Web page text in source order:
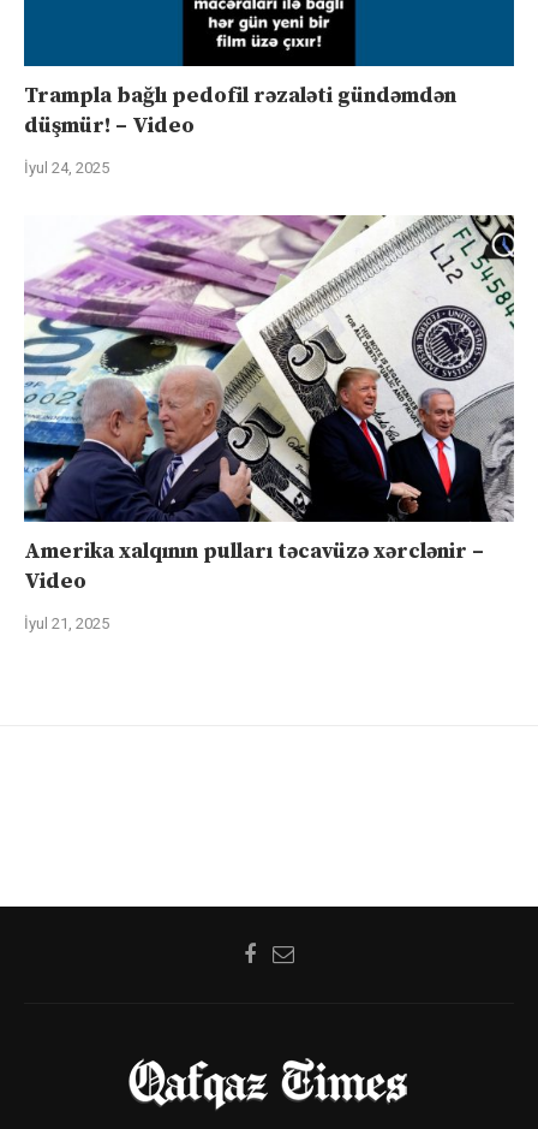
Trampla bağlı pedofil rəzaləti gündəmdən
düşmür! – Video
İyul 24, 2025
Amerika xalqının pulları təcavüzə xərclənir –
Video
İyul 21, 2025